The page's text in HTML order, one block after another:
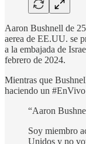
Aaron Bushnell de
aerea de EE.UU. se
a la embajada de
febrero de 2024.
Mientras que
haciendo un
“Aaron
Soy miembro
Unidos y no